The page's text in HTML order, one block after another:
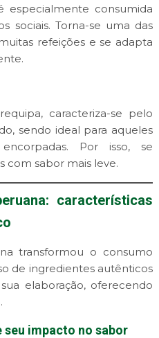
consumida
sociais. Torna-se uma das
refeições e se adapta
caracteriza-se pelo
sendo ideal para aqueles
Por isso, se
com sabor mais leve.
características
transformou o consumo
de ingredientes autênticos
elaboração, oferecendo
impacto no sabor